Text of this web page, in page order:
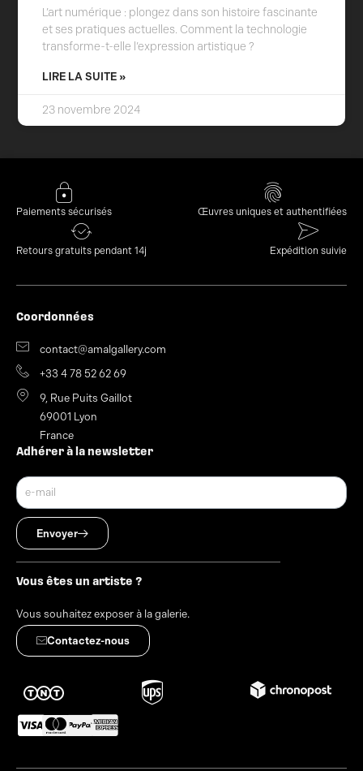
L’art numérique : plongez dans son histoire fascinante
et ses pratiques actuelles. Comment la technologie
transforme-t-elle l’expression artistique ?
LIRE LA SUITE »
23 novembre 2024
Paiements sécurisés Œuvres uniques et authentifiées
Retours gratuits pendant 14j Expédition suivie
Coordonnées
contact@amalgallery.com
+33 4 78 52 62 69
9, Rue Puits Gaillot
69001 Lyon
France
Adhérer à la newsletter
Envoyer
Vous êtes un artiste ?
Vous souhaitez exposer à la galerie.
Contactez-nous